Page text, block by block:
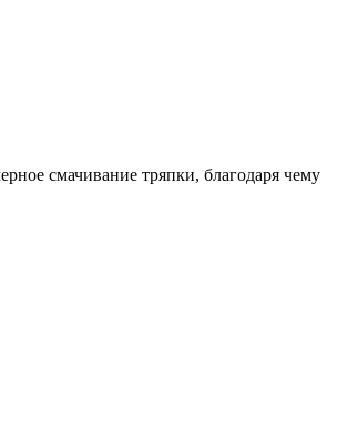
смачивание тряпки, благодаря чему